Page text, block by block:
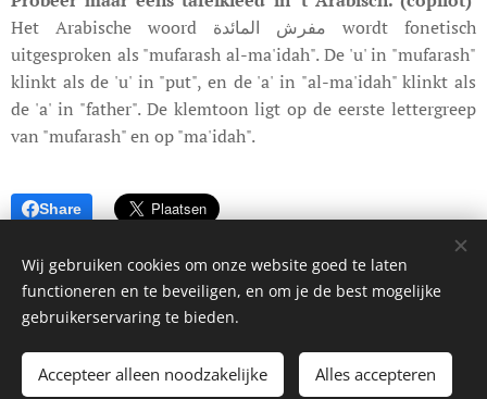
Het Arabische woord مفرش المائدة wordt fonetisch
uitgesproken als "mufarash al-ma'idah". De 'u' in "mufarash"
klinkt als de 'u' in "put", en de 'a' in "al-ma'idah" klinkt als
de 'a' in "father". De klemtoon ligt op de eerste lettergreep
van "mufarash" en op "ma'idah".
Share
© 2023 blog van Frieda Goovaerts. Alle rechten voorbehouden.
Cookies
Wij gebruiken cookies om onze website goed te laten
functioneren en te beveiligen, en om je de best mogelijke
gebruikerservaring te bieden.
Accepteer alleen noodzakelijke Alles accepteren